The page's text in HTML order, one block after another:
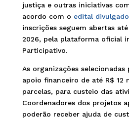
justiça e outras iniciativas
acordo com o edital
inscrições seguem abertas
2026, pela plataforma oficial
Participativo.
As organizações selecionadas
apoio financeiro de até R$ 12
parcelas, para custeio das
Coordenadores dos projetos
poderão receber ajuda de